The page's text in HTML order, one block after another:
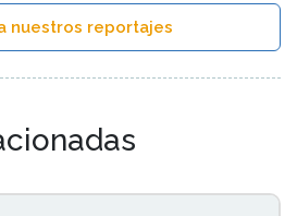
nuestros reportajes